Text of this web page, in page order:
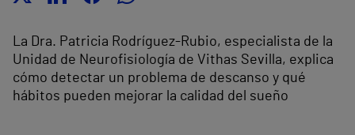
La Dra. Patricia Rodríguez-Rubio, especialista de la
Unidad de Neurofisiología de Vithas Sevilla, explica
cómo detectar un problema de descanso y qué
hábitos pueden mejorar la calidad del sueño